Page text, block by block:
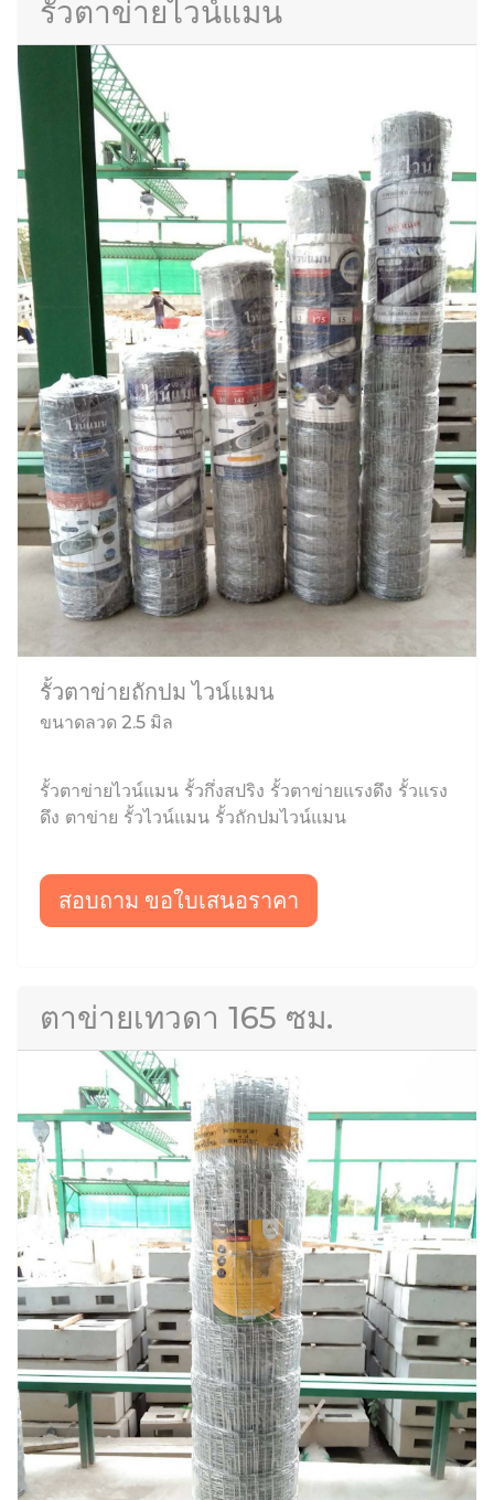
รั้วตาข่ายไวน์แมน
รั้วตาข่ายถักปม ไวน์แมน
ขนาดลวด 2.5 มิล
รั้วตาข่ายไวน์แมน รั้วกึ่งสปริง รั้วตาข่ายแรงดึง รั้วแรง
ดึง ตาข่าย รั้วไวน์แมน รั้วถักปมไวน์แมน
สอบถาม ขอใบเสนอราคา
ตาข่ายเทวดา 165 ซม.